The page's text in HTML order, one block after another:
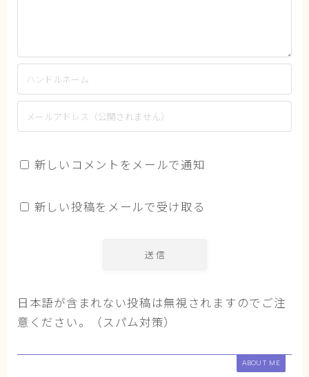
新しいコメントをメールで通知
新しい投稿をメールで受け取る
日本語が含まれない投稿は無視されますのでご注
意ください。（スパム対策）
ABOUT ME